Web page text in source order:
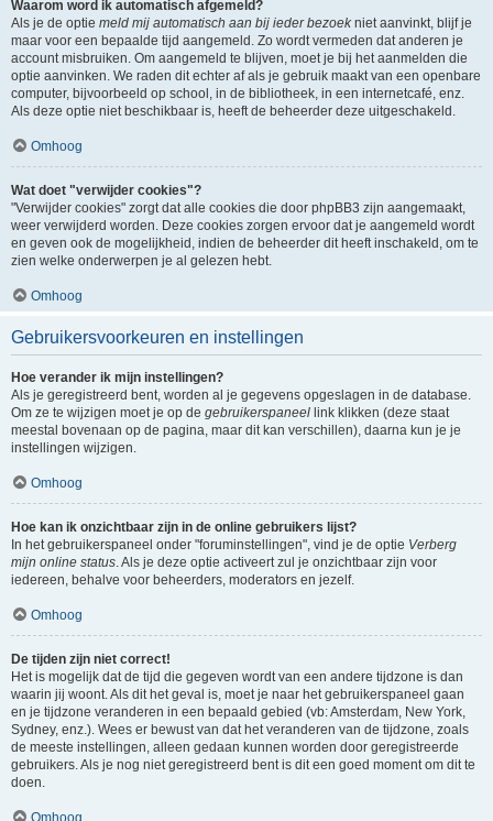
Waarom word ik automatisch afgemeld?
Als je de optie meld mij automatisch aan bij ieder bezoekniet aanvinkt, blijf je
maar voor een bepaalde tijd aangemeld. Zo wordt vermeden dat anderen je
account misbruiken. Om aangemeld te blijven, moet je bij het aanmelden die
optie aanvinken. We raden dit echter af als je gebruik maakt van een openbare
computer, bijvoorbeeld op school, in de bibliotheek, in een internetcafé, enz.
Als deze optie niet beschikbaar is, heeft de beheerder deze uitgeschakeld.
Omhoog
Wat doet "verwijder cookies"?
"Verwijder cookies" zorgt dat alle cookies die door phpBB3 zijn aangemaakt,
weer verwijderd worden. Deze cookies zorgen ervoor dat je aangemeld wordt
en geven ook de mogelijkheid, indien de beheerder dit heeft inschakeld, om te
zien welke onderwerpen je al gelezen hebt.
Omhoog
Gebruikersvoorkeuren en instellingen
Hoe verander ik mijn instellingen?
Als je geregistreerd bent, worden al je gegevens opgeslagen in de database.
Om ze te wijzigen moet je op de gebruikerspaneel link klikken (deze staat
meestal bovenaan op de pagina, maar dit kan verschillen), daarna kun je je
instellingen wijzigen.
Omhoog
Hoe kan ik onzichtbaar zijn in de online gebruikers lijst?
In het gebruikerspaneel onder "foruminstellingen", vind je de optie Verberg
mijn online status. Als je deze optie activeert zul je onzichtbaar zijn voor
iedereen, behalve voor beheerders, moderators en jezelf.
Omhoog
De tijden zijn niet correct!
Het is mogelijk dat de tijd die gegeven wordt van een andere tijdzone is dan
waarin jij woont. Als dit het geval is, moet je naar het gebruikerspaneel gaan
en je tijdzone veranderen in een bepaald gebied (vb: Amsterdam, New York,
Sydney, enz.). Wees er bewust van dat het veranderen van de tijdzone, zoals
de meeste instellingen, alleen gedaan kunnen worden door geregistreerde
gebruikers. Als je nog niet geregistreerd bent is dit een goed moment om dit te
doen.
Omhoog